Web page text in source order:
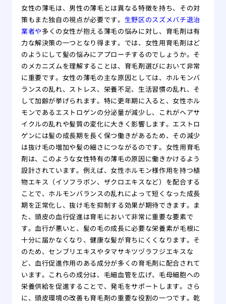
女性の薄毛は、男性の薄毛とは異なる特徴を持ち、その対
策もまた独自の視点が必要です。 生野区のスズメバチ退治
業者や多くの女性が抱える薄毛の悩みに対し、育毛剤は有
力な解決策の一つとなり得ます。では、女性用育毛剤はど
のようにして髪の悩みにアプローチするのでしょうか。そ
のメカニズムを理解することは、育毛剤選びにおいて非常
に重要です。女性の薄毛の主な原因としては、ホルモンバ
ランスの乱れ、ストレス、栄養不足、生活習慣の乱れ、そ
して加齢が挙げられます。特に更年期に入ると、女性ホル
モンであるエストロゲンの分泌量が減少し、これがヘアサ
イクルの乱れや髪質の変化に大きく影響します。エストロ
ゲンには髪の成長期を長く保つ働きがあるため、その減少
は抜け毛の増加や髪の細さにつながるのです。女性用育毛
剤は、このような女性特有の薄毛の原因に働きかけるよう
設計されています。例えば、女性ホルモン様作用を持つ植
物エキス（イソフラボン、ザクロエキスなど）を配合する
ことで、ホルモンバランスの乱れによって短くなった成長
期を正常化し、抜け毛を抑制する効果が期待できます。ま
た、頭皮の血行促進は育毛において非常に重要な要素で
す。血行が悪いと、髪の毛の成長に必要な栄養素が毛根に
十分に届かなくなり、健康な髪が育ちにくくなります。そ
のため、センブリエキスやタマサキツヅラフジエキスな
ど、血行促進作用のある成分が多くの育毛剤に配合されて
います。これらの成分は、毛細血管を広げ、毛母細胞への
栄養供給を促進することで、発毛をサポートします。さら
に、頭皮環境の改善も育毛剤の重要な役割の一つです。乾